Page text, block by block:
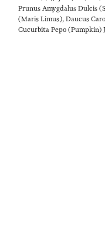
Prunus Amygdalus Dulcis
(Maris Limus), Daucus
Cucurbita Pepo (Pumpkin)